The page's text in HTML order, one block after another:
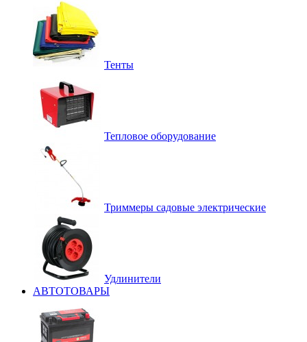
Тенты
Тепловое оборудование
Триммеры садовые электрические
Удлинители
АВТОТОВАРЫ